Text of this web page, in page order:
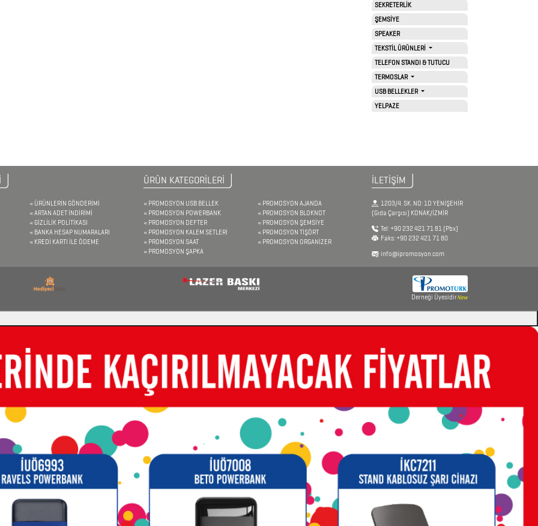
SEKRETERLİK
ŞEMSİYE
SPEAKER
TEKSTİL ÜRÜNLERİ
TELEFON STANDI & TUTUCU
TERMOSLAR
USB BELLEKLER
YELPAZE
ÜRÜNLERİN GÖNDERİMİ
ARTAN ADET İNDİRİMİ
GİZLİLİK POLİTİKASI
BANKA HESAP NUMARALARI
KREDİ KARTI İLE ÖDEME
ÜRÜN KATEGORİLERİ
PROMOSYON USB BELLEK
PROMOSYON POWERBANK
PROMOSYON DEFTER
PROMOSYON KALEM SETLERİ
PROMOSYON SAAT
PROMOSYON ŞAPKA
PROMOSYON AJANDA
PROMOSYON BLOKNOT
PROMOSYON ŞEMSİYE
PROMOSYON TİŞÖRT
PROMOSYON ORGANİZER
İLETİŞİM
1203/4. SK. NO: 1D YENİŞEHİR
(Gıda Çarşısı) KONAK/İZMİR
Tel: +90 232 421 71 81 (Pbx)
Faks: +90 232 421 71 80
info@ipromosyon.com
Derneği ÜyesidirNew